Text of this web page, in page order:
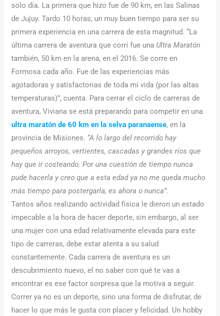
solo día. La primera que hizo fue de 90 km, en las Salinas
de Jujuy. Tardo 10 horas, un muy buen tiempo para ser su
primera experiencia en una carrera de esta magnitud. “La
última carrera de aventura que corrí fue una Ultra Maratón
también, 50 km en la arena, en el 2016. Se corre en
Formosa cada año. Fue de las experiencias más
agotadoras y satisfactorias de toda mi vida (por las altas
temperaturas)”, cuenta. Para cerrar el ciclo de carreras de
aventura, Viviana se está preparando para competir en una
ultra maratón de 60 km en la selva paranaense, en la
provincia de Misiones. “A lo largo del recorrido hay
pequeños arroyos, vertientes, cascadas y grandes ríos que
hay que ir costeando. Por una cuestión de tiempo nunca
pude hacerla y creo que a esta edad ya no me queda mucho
más tiempo para postergarla, es ahora o nunca”.
Tantos años realizando actividad física le dieron un estado
impecable a la hora de hacer deporte, sin embargo, al ser
una mujer con una edad relativamente elevada para este
tipo de carreras, debe estar atenta a su salud
constantemente. Cada carrera de aventura es un
descubrimiento nuevo, el no saber con qué te vas a
encontrar es ese factor sorpresa que la motiva a seguir.
Correr ya no es un deporte, sino una forma de disfrutar, de
hacer lo que más le gusta con placer y felicidad. Un hobby